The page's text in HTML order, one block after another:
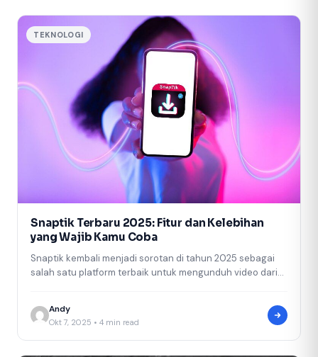
TEKNOLOGI
Snaptik Terbaru 2025: Fitur dan Kelebihan
yang Wajib Kamu Coba
Snaptik kembali menjadi sorotan di tahun 2025 sebagai
salah satu platform terbaik untuk mengunduh video dari
Andy
Okt 7, 2025 • 4 min read